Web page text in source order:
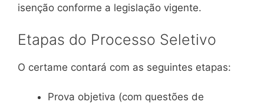
isenção conforme a legislação vigente.
Etapas do Processo Seletivo
O certame contará com as seguintes etapas:
Prova objetiva (com questões de